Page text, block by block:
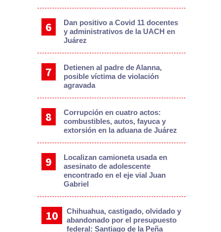
Dan positivo a Covid 11 docentes
y administrativos de la UACH en
Juárez
Detienen al padre de Alanna,
posible víctima de violación
agravada
Corrupción en cuatro actos:
combustibles, autos, fayuca y
extorsión en la aduana de Juárez
Localizan camioneta usada en
asesinato de adolescente
encontrado en el eje vial Juan
Gabriel
Chihuahua, castigado, olvidado y
abandonado por el presupuesto
federal: Santiago de la Peña